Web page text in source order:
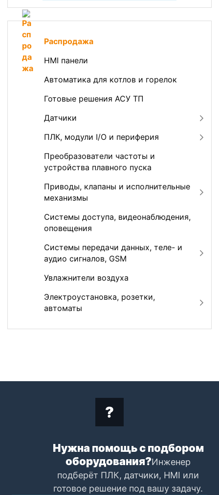
Распродажа
HMI панели
Автоматика для котлов и горелок
Готовые решения АСУ ТП
Датчики
ПЛК, модули I/O и периферия
Преобразователи частоты и
устройства плавного пуска
Приводы, клапаны и исполнительные
механизмы
Системы доступа, видеонаблюдения,
оповещения
Системы передачи данных, теле- и
аудио сигналов, GSM
Увлажнители воздуха
Электроустановка, розетки,
автоматы
Нужна помощь с подбором
оборудования?Инженер
подберёт ПЛК, датчики, HMI или
готовое решение под вашу задачу.